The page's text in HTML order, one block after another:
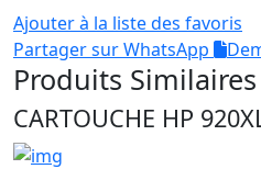
Ajouter à la liste des favoris
Partager sur WhatsApp
Produits Similaires
CARTOUCHE HP